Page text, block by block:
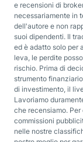
e recensioni di
necessariamente in
dell'autore e non
suoi dipendenti. Il
ed è adatto solo per
leva, le perdite
rischio. Prima di
strumento
di investimento, il
Lavoriamo
che recensiamo.
commissioni
nelle nostre